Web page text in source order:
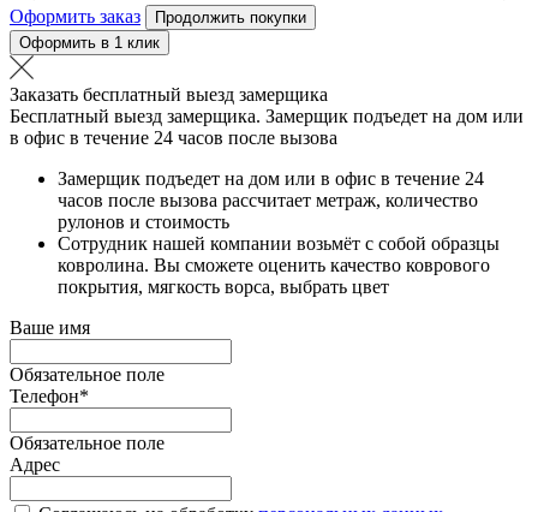
Оформить заказ
Продолжить покупки
Оформить в 1 клик
Заказать бесплатный выезд замерщика
Бесплатный выезд замерщика. Замерщик подъедет на дом или
в офис в течение 24 часов после вызова
Замерщик подъедет на дом или в офис в течение 24
часов после вызова рассчитает метраж, количество
рулонов и стоимость
Сотрудник нашей компании возьмёт с собой образцы
ковролина. Вы сможете оценить качество коврового
покрытия, мягкость ворса, выбрать цвет
Ваше имя
Обязательное поле
Телефон*
Обязательное поле
Адрес